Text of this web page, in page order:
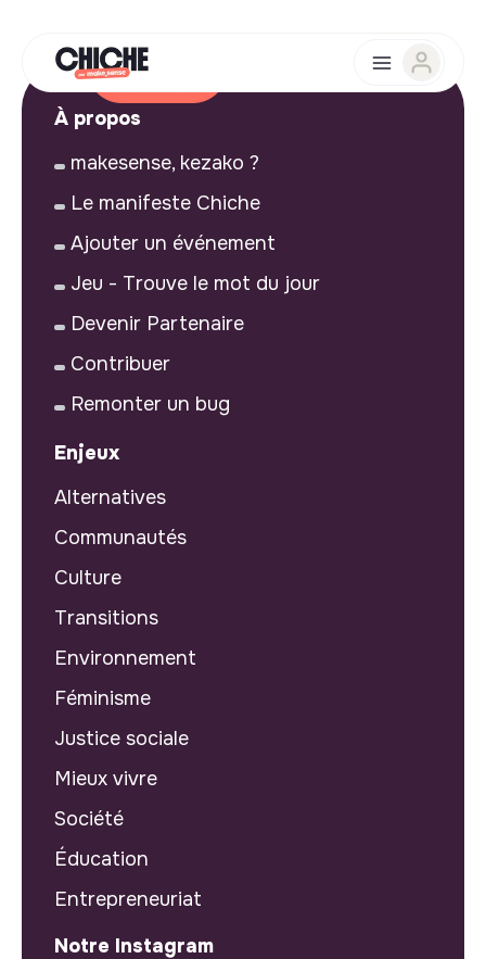
À propos
makesense, kezako ?
Le manifeste Chiche
Ajouter un événement
Jeu - Trouve le mot du jour
Devenir Partenaire
Contribuer
Remonter un bug
Enjeux
Alternatives
Communautés
Culture
Transitions
Environnement
Féminisme
Justice sociale
Mieux vivre
Société
Éducation
Entrepreneuriat
Notre Instagram